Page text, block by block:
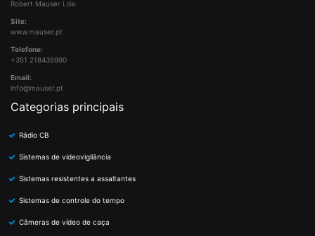
Robert Mauser Lda.
Site:
www.mauser.pt
Telefone:
+351 218435990
Email:
info@mauser.pt
Categorias principais
Rádio CB
Sistemas de videovigilância
Sistemas resistentes a assaltantes
Sistemas de controle do tempo
Câmeras de vídeo de caça